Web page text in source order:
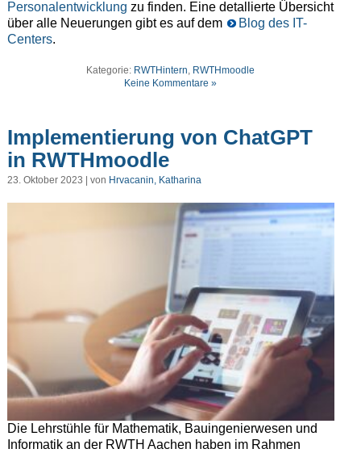
Personalentwicklung zu finden. Eine detallierte Übersicht
über alle Neuerungen gibt es auf dem
Blog des IT-
Centers.
Kategorie: RWTHintern RWTHmoodle
Keine Kommentare »
Implementierung von ChatGPT
in RWTHmoodle
23. Oktober 2023 | von Hrvacanin, Katharina
Die Lehrstühle für Mathematik, Bauingenierwesen und
Informatik an der RWTH Aachen haben im Rahmen